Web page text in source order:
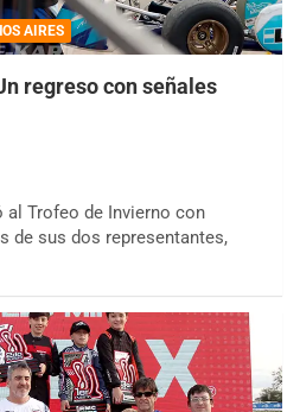
AIRES
regreso con señales
al Trofeo de Invierno con
de sus dos representantes,